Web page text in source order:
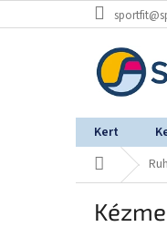
a
Kert
Kezdőlap